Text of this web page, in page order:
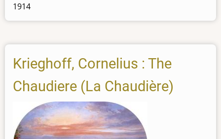
1914
Krieghoff, Cornelius : The
Chaudiere (La Chaudière)